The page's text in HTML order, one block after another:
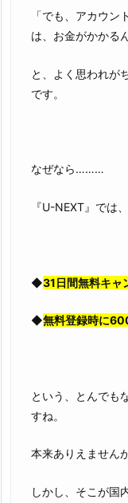
「でも、アカウ
は、お金がかかる
と、よく思われが
です。
なぜなら………
『U-NEXT』では、
◆31日間無料キャ
◆無料登録時に
という、とんでも
すね。
本来ありえません
しかし、そこが国